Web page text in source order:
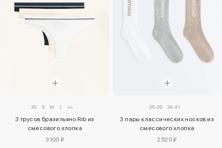
XS S M L XL
3 трусов бразильяно Rib из
смесового хлопка
3100 ₽
36-38 39-41
3 пары классических носков из
смесового хлопка
2520 ₽